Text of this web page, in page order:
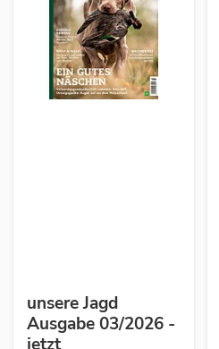
unsere Jagd
Ausgabe 03/2026 -